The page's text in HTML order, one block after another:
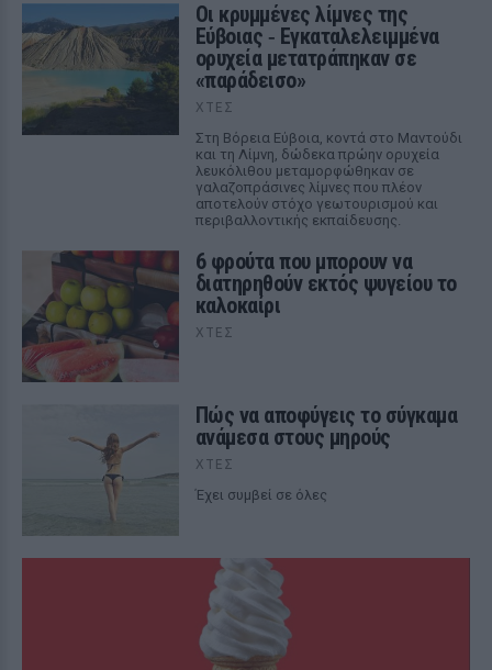
Οι κρυμμένες λίμνες της
Εύβοιας ‑ Εγκαταλελειμμένα
ορυχεία μετατράπηκαν σε
«παράδεισο»
ΧΤΕΣ
Στη Βόρεια Εύβοια, κοντά στο Μαντούδι
και τη Λίμνη, δώδεκα πρώην ορυχεία
λευκόλιθου μεταμορφώθηκαν σε
γαλαζοπράσινες λίμνες που πλέον
αποτελούν στόχο γεωτουρισμού και
περιβαλλοντικής εκπαίδευσης.
6 φρούτα που μπορουν να
διατηρηθούν εκτός ψυγείου το
καλοκαίρι
ΧΤΕΣ
Πώς να αποφύγεις το σύγκαμα
ανάμεσα στους μηρούς
ΧΤΕΣ
Έχει συμβεί σε όλες